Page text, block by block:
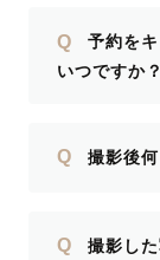
Q
予約を
いつですか？
Q 撮影後
Q 撮影し